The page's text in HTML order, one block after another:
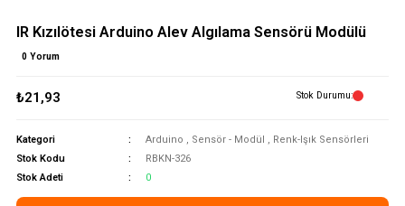
IR Kızılötesi Arduino Alev Algılama Sensörü Modülü
0 Yorum
₺21,93 Stok Durumu
Kategori Arduino , Sensör - Modül , Renk-Işık Sensörleri
Stok Kodu
RBKN-326
Stok Adeti
0